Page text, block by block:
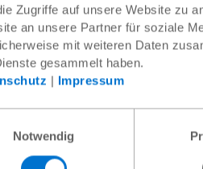
Zugriffe auf unsere Website zu
an unsere Partner für soziale
mit weiteren Daten
gesammelt haben.
| Impressum
Notwendig
für